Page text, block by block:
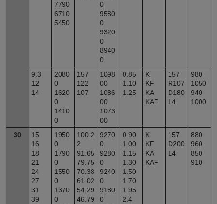
7790
6710
5450
0
9580
0
9320
0
8940
0
9.3
12
14
2080
0
1620
0
1410
0
157
122
107
1098
00
1086
00
1073
00
0.85
1.10
1.25
K
KF
KA
KAF
157
R107
D180
L4
980
1050
940
1000
30
15
16
18
21
24
27
31
39
1950
0
1790
0
1550
0
1370
0
100.2
2
91.65
79.75
70.38
61.02
54.29
46.79
9270
0
9280
0
9240
0
9180
0
0.90
1.00
1.15
1.30
1.50
1.70
1.95
2.4
K
KF
KA
KAF
157
D200
L4
880
960
850
910